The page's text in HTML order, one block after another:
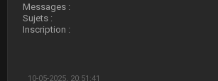
Messages :
Sujets :
Inscription :
10-05-2025, 20:51:41